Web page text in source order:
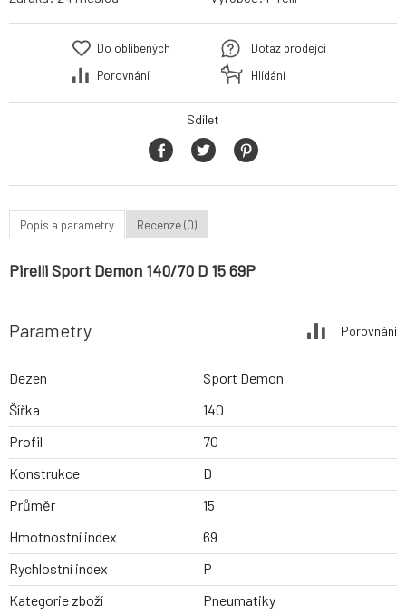
Do oblíbených
Porovnání
Dotaz prodejci
Hlídání
Sdílet
Popis a parametry Recenze (0)
Pirelli Sport Demon 140/70 D 15 69P
Parametry Porovnání
Dezen
Sport Demon
Šířka
140
Profil
70
Konstrukce
D
Průměr
15
Hmotnostní index
69
Rychlostní index
P
Kategorie zboží
Pneumatiky